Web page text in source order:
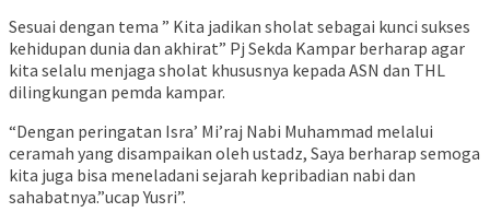
Sesuai dengan tema ” Kita jadikan sholat sebagai kunci sukses
kehidupan dunia dan akhirat” Pj Sekda Kampar berharap agar
kita selalu menjaga sholat khususnya kepada ASN dan THL
dilingkungan pemda kampar.
“Dengan peringatan Isra’ Mi’raj Nabi Muhammad melalui
ceramah yang disampaikan oleh ustadz, Saya berharap semoga
kita juga bisa meneladani sejarah kepribadian nabi dan
sahabatnya.”ucap Yusri”.